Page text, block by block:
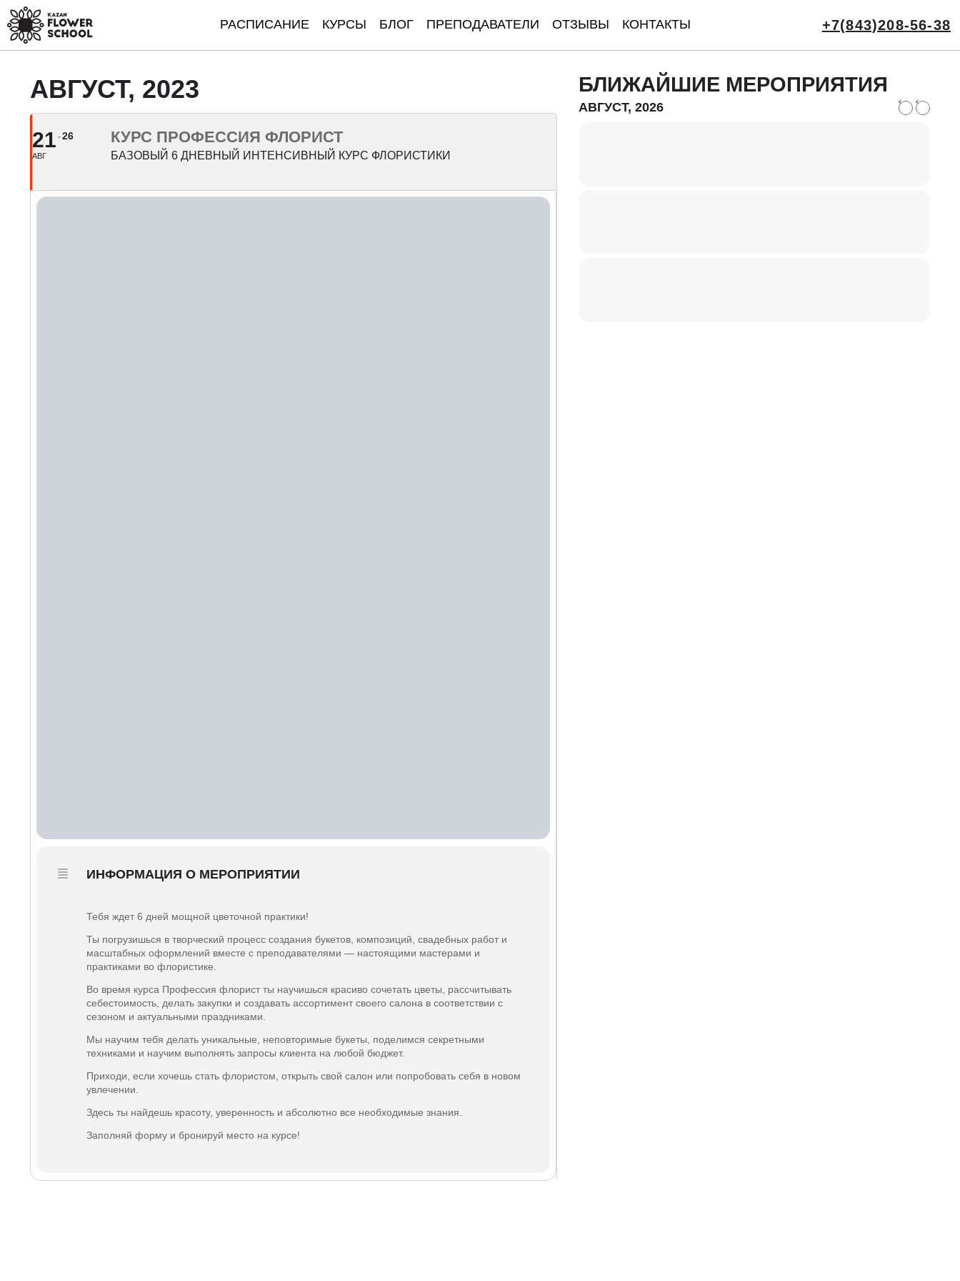
РАСПИСАНИЕ КУРСЫ БЛОГ ПРЕПОДАВАТЕЛИ ОТЗЫВЫ КОНТАКТЫ +7(843)208-56-38
АВГУСТ, 2023
21
АВГ
26 КУРС ПРОФЕССИЯ ФЛОРИСТ
БАЗОВЫЙ 6 ДНЕВНЫЙ ИНТЕНСИВНЫЙ КУРС ФЛОРИСТИКИ
ИНФОРМАЦИЯ О МЕРОПРИЯТИИ
Тебя ждет 6 дней мощной цветочной практики!
Ты погрузишься в творческий процесс создания букетов, композиций, свадебных работ и
масштабных оформлений вместе с преподавателями — настоящими мастерами и
практиками во флористике.
Во время курса Профессия флорист ты научишься красиво сочетать цветы, рассчитывать
себестоимость, делать закупки и создавать ассортимент своего салона в соответствии с
сезоном и актуальными праздниками.
Мы научим тебя делать уникальные, неповторимые букеты, поделимся секретными
техниками и научим выполнять запросы клиента на любой бюджет.
Приходи, если хочешь стать флористом, открыть свой салон или попробовать себя в новом
увлечении.
Здесь ты найдешь красоту, уверенность и абсолютно все необходимые знания.
Заполняй форму и бронируй место на курсе!
БЛИЖАЙШИЕ МЕРОПРИЯТИЯ
АВГУСТ, 2026